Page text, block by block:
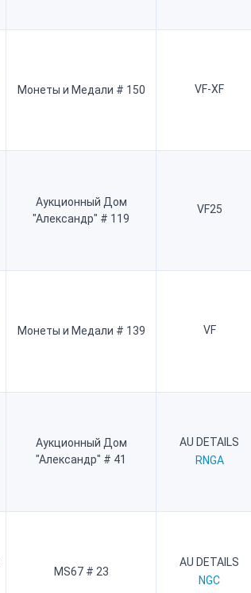
Монеты и Медали # 150 VF-XF
Аукционный Дом
"Александр" # 119
VF25
Монеты и Медали # 139 VF
Аукционный Дом
"Александр" # 41
AU DETAILS
RNGA
MS67 # 23
AU DETAILS
NGC